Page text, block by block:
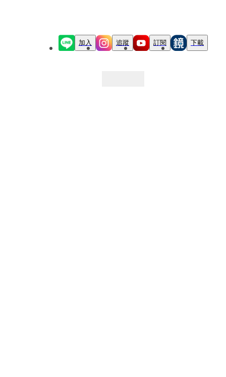
加入 追蹤 訂閱 下載